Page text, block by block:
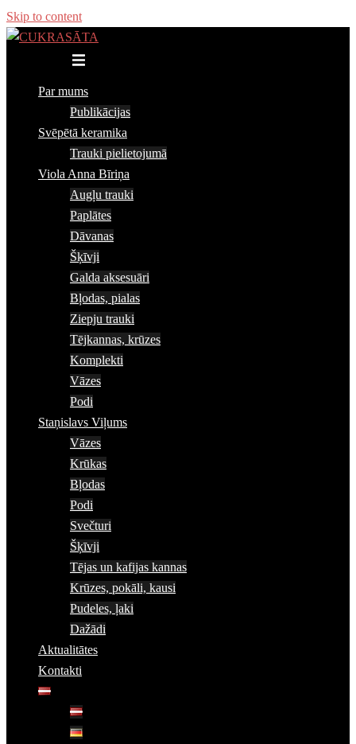
Skip to content
Par mums
Publikācijas
Svēpētā keramika
Trauki pielietojumā
Viola Anna Bīriņa
Augļu trauki
Paplātes
Dāvanas
Šķīvji
Galda aksesuāri
Bļodas, pialas
Ziepju trauki
Tējkannas, krūzes
Komplekti
Vāzes
Podi
Staņislavs Viļums
Vāzes
Krūkas
Bļodas
Podi
Svečturi
Šķīvji
Tējas un kafijas kannas
Krūzes, pokāli, kausi
Pudeles, ļaki
Dažādi
Aktualitātes
Kontakti